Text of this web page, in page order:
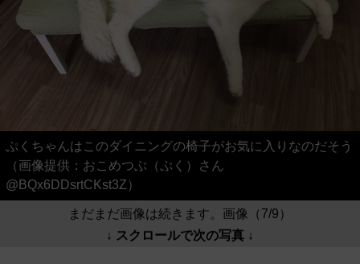
ぷくちゃんはこのダイニングの椅子がお気に入りなのだそう
（画像提供：おこめつぶ（ぷく）さん
@BQx6DDsrtCKst3Z）
まだまだ画像は続きます。画像（7/9）
↓ スクロールで次の写真 ↓